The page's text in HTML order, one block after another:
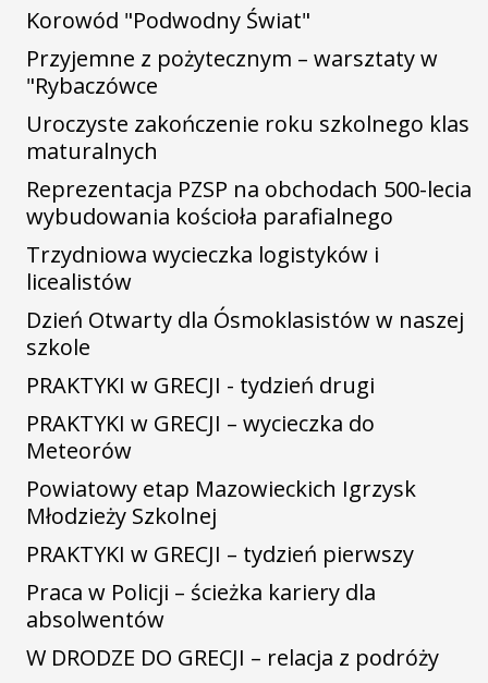
Korowód "Podwodny Świat"
Przyjemne z pożytecznym – warsztaty w
"Rybaczówce
Uroczyste zakończenie roku szkolnego klas
maturalnych
Reprezentacja PZSP na obchodach 500-lecia
wybudowania kościoła parafialnego
Trzydniowa wycieczka logistyków i
licealistów
Dzień Otwarty dla Ósmoklasistów w naszej
szkole
PRAKTYKI w GRECJI - tydzień drugi
PRAKTYKI w GRECJI – wycieczka do
Meteorów
Powiatowy etap Mazowieckich Igrzysk
Młodzieży Szkolnej
PRAKTYKI w GRECJI – tydzień pierwszy
Praca w Policji – ścieżka kariery dla
absolwentów
W DRODZE DO GRECJI – relacja z podróży